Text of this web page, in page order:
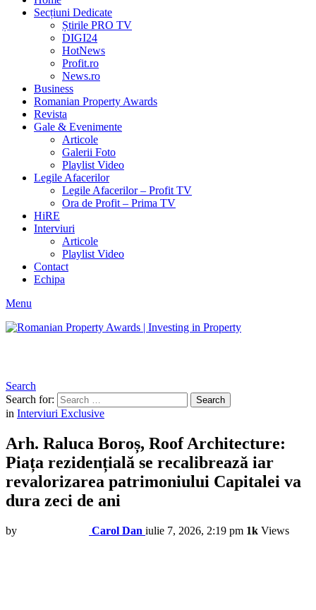
Secțiuni Dedicate
Știrile PRO TV
DIGI24
HotNews
Profit.ro
News.ro
Business
Romanian Property Awards
Revista
Gale & Evenimente
Articole
Galerii Foto
Playlist Video
Legile Afacerilor
Legile Afacerilor – Profit TV
Ora de Profit – Prima TV
HiRE
Interviuri
Articole
Playlist Video
Contact
Echipa
Menu
Search
Search for:
Search
in Interviuri Exclusive
Arh. Raluca Boroș, Roof Architecture:
Piața rezidențială se recalibrează iar
revalorizarea patrimoniului Capitalei va
dura zeci de ani
by Carol Dan iulie 7, 2026, 2:19 pm 1k Views